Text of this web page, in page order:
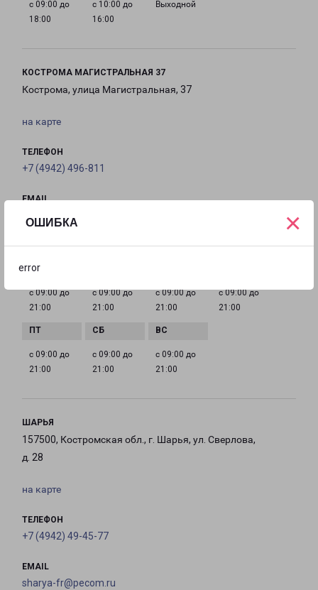
ОШИБКА
error
×
с 09:00 до
18:00
с 10:00 до
16:00
Выходной
КОСТРОМА МАГИСТРАЛЬНАЯ 37
Кострома, улица Магистральная, 37
на карте
ТЕЛЕФОН
+7 (4942) 496-811
EMAIL
kostroma@pecom.ru
ГРАФИК РАБОТЫ
с 09:00 до
21:00
с 09:00 до
21:00
с 09:00 до
21:00
с 09:00 до
21:00
с 09:00 до
21:00
с 09:00 до
21:00
с 09:00 до
21:00
ШАРЬЯ
157500, Костромская обл., г. Шарья, ул. Сверлова,
д. 28
на карте
ТЕЛЕФОН
+7 (4942) 49-45-77
EMAIL
sharya-fr@pecom.ru